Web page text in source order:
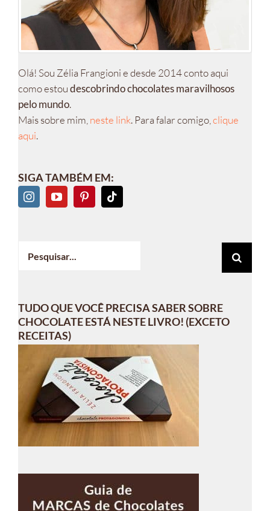
Olá! Sou Zélia Frangioni e desde 2014 conto aqui
como estoudescobrindo chocolates maravilhosos
pelo mundo.
Mais sobre mim, neste link. Para falar comigo, clique
aqui.
SIGA TAMBÉM EM:
resultados
TUDO QUE VOCÊ PRECISA SABER SOBRE
CHOCOLATE ESTÁ NESTE LIVRO! (EXCETO
RECEITAS)